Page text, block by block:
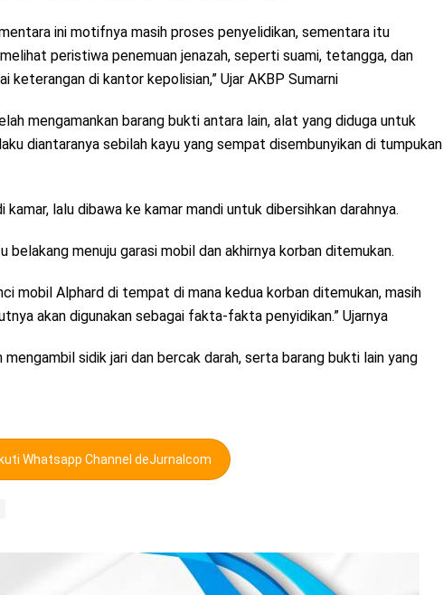
ini motifnya masih proses penyelidikan, sementara itu
peristiwa penemuan jenazah, seperti suami, tetangga, dan
keterangan di kantor kepolisian,” Ujar AKBP Sumarni
mengamankan barang bukti antara lain, alat yang diduga untuk
diantaranya sebilah kayu yang sempat disembunyikan di tumpukan
lalu dibawa ke kamar mandi untuk dibersihkan darahnya.
menuju garasi mobil dan akhirnya korban ditemukan.
mobil Alphard di tempat di mana kedua korban ditemukan, masih
akan digunakan sebagai fakta-fakta penyidikan.” Ujarnya
sidik jari dan bercak darah, serta barang bukti lain yang
Whatsapp Channel deJurnalcom